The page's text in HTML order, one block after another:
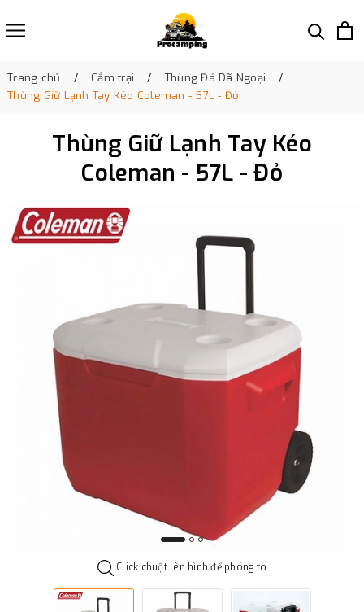
Trang chủ Cắm trại
Thùng Đá Dã Ngoại
Thùng Giữ Lạnh Tay Kéo Coleman - 57L - Đỏ
Thùng Giữ Lạnh Tay Kéo
Coleman - 57L - Đỏ
Click chuột lên hình để phóng to